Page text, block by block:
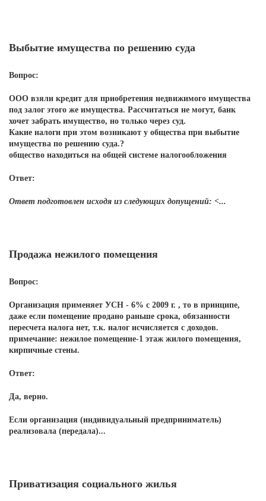
Выбытие имущества по решению суда
Вопрос:
ООО взяли кредит для приобретения недвижимого имущества
под залог этого же имущества. Рассчитаться не могут, банк
хочет забрать имущество, но только через суд.
Какие налоги при этом возникают у общества при выбытие
имущества по решению суда.?
общество находиться на общей системе налогообложения
Ответ:
Ответ подготовлен исходя из следующих допущений: <...
Продажа нежилого помещения
Вопрос:
Организация применяет УСН - 6% с 2009 г. , то в принципе,
даже если помещение продано раньше срока, обязанности
пересчета налога нет, т.к. налог исчисляется с доходов.
примечание: нежилое помещение-1 этаж жилого помещения,
кирпичные стены.
Ответ:
Да, верно.
Если организация (индивидуальный предприниматель)
реализовала (передала)...
Приватизация социального жилья